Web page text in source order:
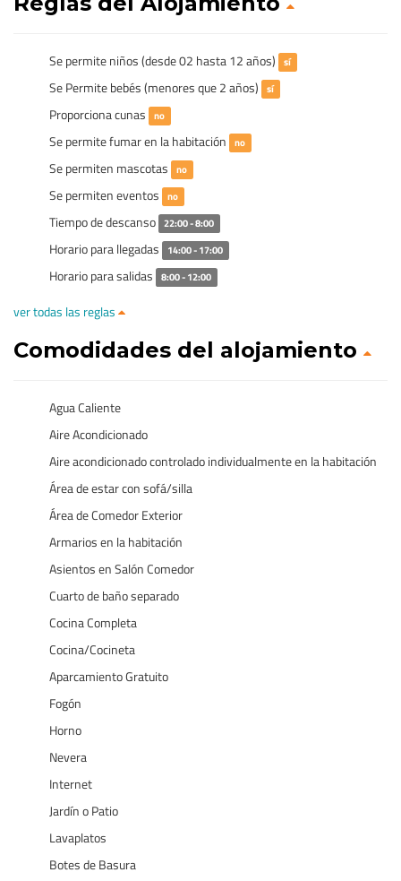
Se permite niños (desde 02 hasta 12 años) sí
Se Permite bebés (menores que 2 años) sí
Proporciona cunas no
Se permite fumar en la habitación no
Se permiten mascotas no
Se permiten eventos no
Tiempo de descanso 22:00 - 8:00
Horario para llegadas 14:00 - 17:00
Horario para salidas 8:00 - 12:00
ver todas las reglas
Comodidades del alojamiento
Agua Caliente
Aire Acondicionado
Aire acondicionado controlado individualmente en la habitación
Área de estar con sofá/silla
Área de Comedor Exterior
Armarios en la habitación
Asientos en Salón Comedor
Cuarto de baño separado
Cocina Completa
Cocina/Cocineta
Aparcamiento Gratuito
Fogón
Horno
Nevera
Internet
Jardín o Patio
Lavaplatos
Botes de Basura